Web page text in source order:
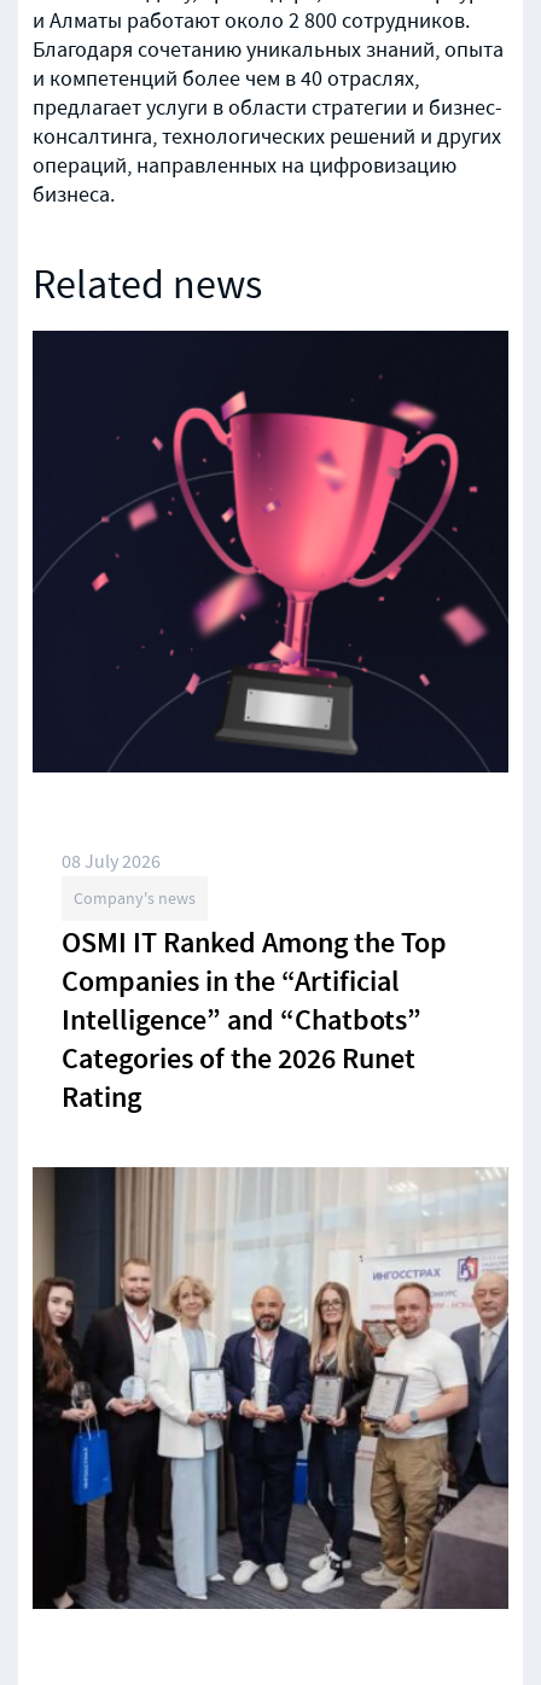
и Алматы работают около 2 800 сотрудников.
Благодаря сочетанию уникальных знаний, опыта
и компетенций более чем в 40 отраслях,
предлагает услуги в области стратегии и бизнес-
консалтинга, технологических решений и других
операций, направленных на цифровизацию
бизнеса.
Related news
08 July 2026
Company's news
OSMI IT Ranked Among the Top
Companies in the “Artificial
Intelligence” and “Chatbots”
Categories of the 2026 Runet
Rating